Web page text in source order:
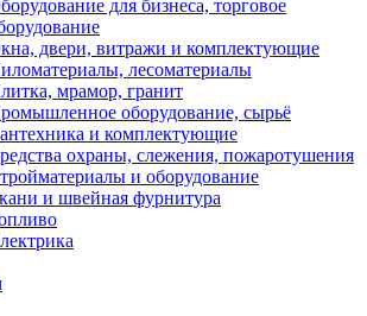
для бизнеса, торговое
двери, витражи и комплектующие
лесоматериалы
мрамор, гранит
оборудование, сырьё
и комплектующие
охраны, слежения, пожаротушения
и оборудование
и швейная фурнитура